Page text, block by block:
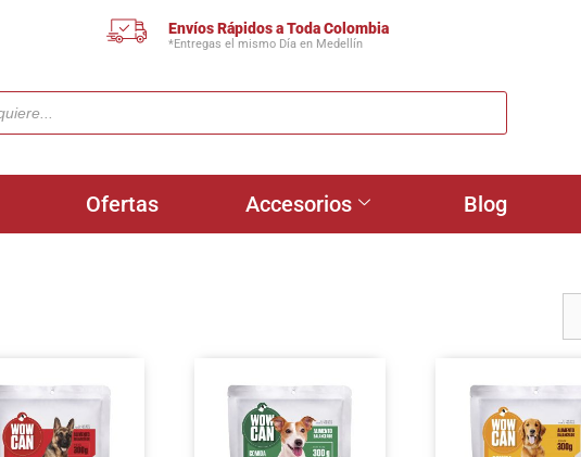
Envíos Rápidos a Toda Colombia
*Entregas el mismo Día en Medellín
Ofertas Accesorios Blog